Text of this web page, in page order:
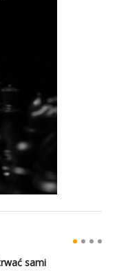
sami